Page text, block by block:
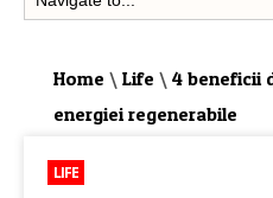
Home \ Life \ 4 beneficii
energiei regenerabile
LIFE